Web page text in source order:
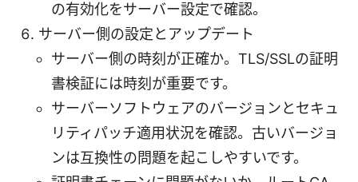
の有効化をサーバー設定で確認。
サーバー側の設定とアップデート
サーバー側の時刻が正確か。TLS/SSLの証明
書検証には時刻が重要です。
サーバーソフトウェアのバージョンとセキュ
リティパッチ適用状況を確認。古いバージョ
ンは互換性の問題を起こしやすいです。